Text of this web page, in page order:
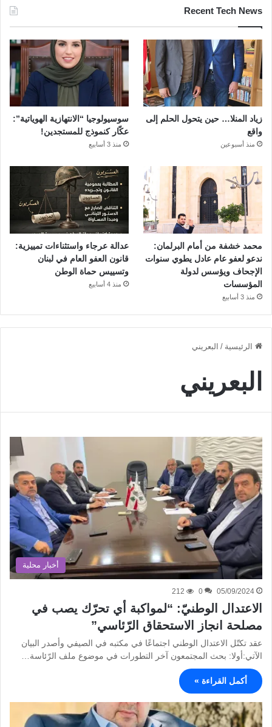
الرئيسية / البعريني
البعريني
أخبار محلية
05/09/2024
0
212
الاعتدال الوطنيّ: “لمواكبة أي تحرّك يصب في
مصلحة انجاز الاستحقاق الرّئاسي”
عقد تكتّل الاعتدال الوطني اجتماعًا في مكتبه في الصيفي وأصدر البيان
الآتي:أولا: بحث المجتمعون آخر التطورات في موضوع ملف الرّئاسة…
أكمل القراءة »
Recent Tech News
زياد المنلا… حين يتحول الحلم إلى
واقع
منذ أسبوعين
سوسيولوجيا “الانتهازية الهوياتية”:
عكّار كنموذج للمستجدين!
منذ 3 أسابيع
محمد خشفة من أمام البرلمان:
ندعو لعفو عام عادل يطوي سنوات
الإجحاف ويؤسس لدولة
المؤسسات
منذ 3 أسابيع
عدالة عرجاء واستثناءات تمييزية:
قانون العفو العام في لبنان
وتسييس حماة الوطن
منذ 4 أسابيع